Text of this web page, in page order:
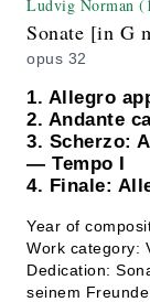
Ludvig Norman
Sonate [in G
opus 32
1. Allegro
2. Andante
3. Scherzo:
— Tempo I
4. Finale:
Year of
Work category:
Dedication:
seinem